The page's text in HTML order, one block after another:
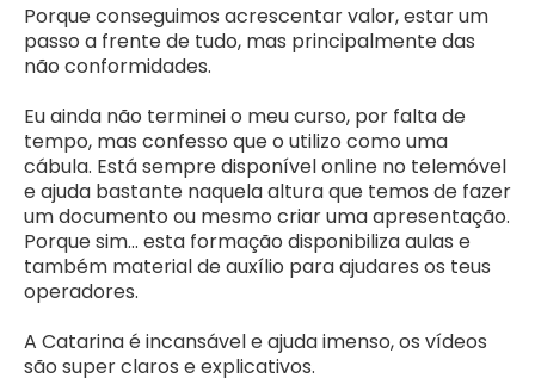
Porque conseguimos acrescentar valor, estar um
passo a frente de tudo, mas principalmente das
não conformidades.
Eu ainda não terminei o meu curso, por falta de
tempo, mas confesso que o utilizo como uma
cábula. Está sempre disponível online no telemóvel
e ajuda bastante naquela altura que temos de fazer
um documento ou mesmo criar uma apresentação.
Porque sim... esta formação disponibiliza aulas e
também material de auxílio para ajudares os teus
operadores.
A Catarina é incansável e ajuda imenso, os vídeos
são super claros e explicativos.